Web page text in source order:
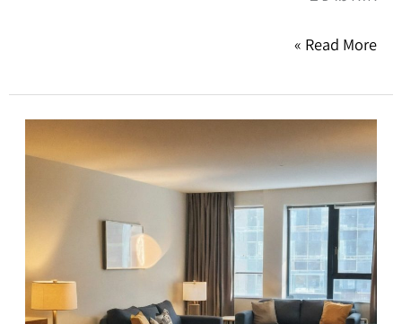
Read More »
ניהול
נכסים
באזורי
היוקרה
של
השרון